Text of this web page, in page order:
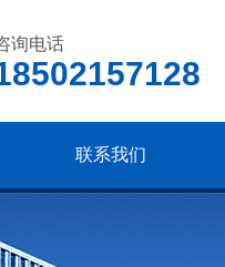
询电话
联系我们